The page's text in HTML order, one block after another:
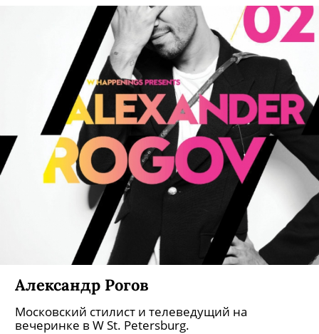
Александр Рогов
Московский стилист и телеведущий на
вечеринке в W St. Petersburg.